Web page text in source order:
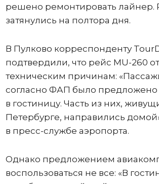
решено ремонтировать лайнер.
затянулись на полтора дня.
В Пулково корреспонденту
подтвердили, что рейс MU-260
техническим причинам:
согласно ФАП было предложено
в гостиницу. Часть из них,
Петербурге, направились
в пресс-службе аэропорта.
Однако предложением
воспользоваться не все: «В